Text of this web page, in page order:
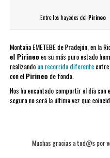
Entre los hayedos del Pirineo
Montaña EMETEBE de Pradejón, en la
el Pirineo es su más puro estado
realizandoun recorrido diferente
con elPirineo de fondo.
Nos ha encantado compartir el día
seguro no será la última vez que
Muchas gracias a tod@s por